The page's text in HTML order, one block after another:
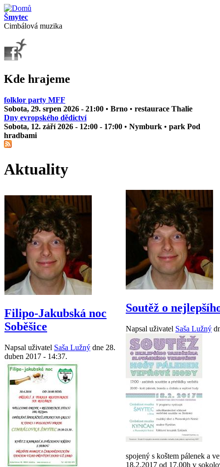
Přejít k hlavnímu obsahu
Šmytec
Cimbálová muzika
Kde hrajeme
folklor party MFF
Sobota, 29. srpen 2026 - 21:00 • Brno • restaurace Thalie
Dny evropského dědictví
Sobota, 12. září 2026 - 12:00 - 17:00 • Nymburk • park Pod
hradbami
Aktuality
Filipo-Jakubská noc
Soběšice
Napsal uživatel Saša Lužný dne 28.
duben 2017 - 14:37.
Soutěž o
Napsal uživatel Saša Lužný
spojený s koštem pálenek a
18.2.2017 od 17.00h v